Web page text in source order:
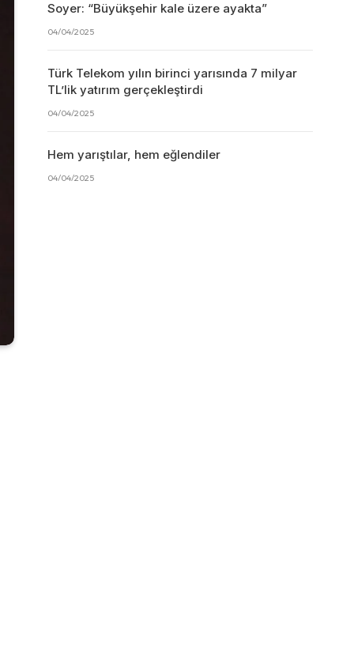
Soyer: “Büyükşehir kale üzere ayakta”
04/04/2025
Türk Telekom yılın birinci yarısında 7 milyar
TL’lik yatırım gerçekleştirdi
04/04/2025
Hem yarıştılar, hem eğlendiler
04/04/2025